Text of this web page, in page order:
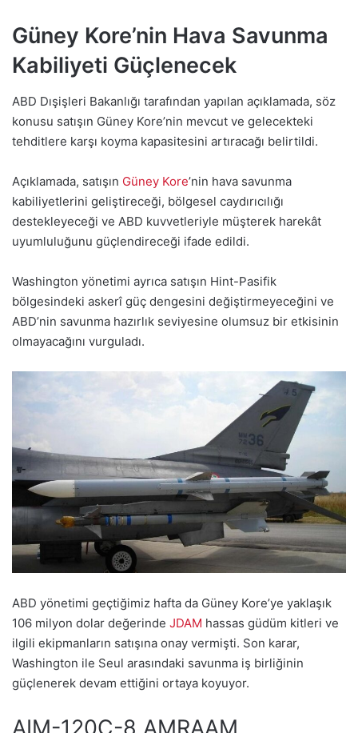
Güney Kore’nin Hava Savunma
Kabiliyeti Güçlenecek
ABD Dışişleri Bakanlığı tarafından yapılan açıklamada, söz
konusu satışın Güney Kore’nin mevcut ve gelecekteki
tehditlere karşı koyma kapasitesini artıracağı belirtildi.
Açıklamada, satışın Güney Kore’nin hava savunma
kabiliyetlerini geliştireceği, bölgesel caydırıcılığı
destekleyeceği ve ABD kuvvetleriyle müşterek harekât
uyumluluğunu güçlendireceği ifade edildi.
Washington yönetimi ayrıca satışın Hint-Pasifik
bölgesindeki askerî güç dengesini değiştirmeyeceğini ve
ABD’nin savunma hazırlık seviyesine olumsuz bir etkisinin
olmayacağını vurguladı.
ABD yönetimi geçtiğimiz hafta da Güney Kore’ye yaklaşık
106 milyon dolar değerinde JDAM hassas güdüm kitleri ve
ilgili ekipmanların satışına onay vermişti. Son karar,
Washington ile Seul arasındaki savunma iş birliğinin
güçlenerek devam ettiğini ortaya koyuyor.